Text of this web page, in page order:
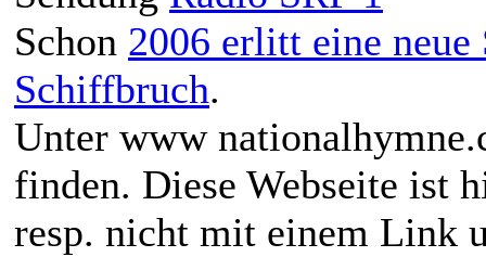
Schon 2006 erlitt eine
Schiffbruch.
Unter www
finden. Diese Webseite ist
resp. nicht mit einem Link